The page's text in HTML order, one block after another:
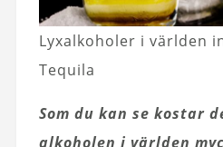
Lyxalkoholer i världen
Tequila
Som du kan se kostar
alkoholen i världen